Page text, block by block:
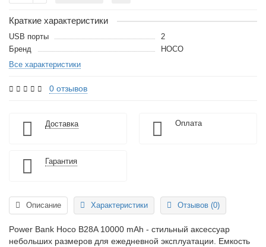
Краткие характеристики
USB порты
2
Бренд
HOCO
Все характеристики
0 отзывов
Доставка Оплата
Гарантия
Описание Характеристики Отзывов (0)
Power Bank Hoco B28A 10000 mAh - стильный аксессуар
небольших размеров для ежедневной эксплуатации. Емкость